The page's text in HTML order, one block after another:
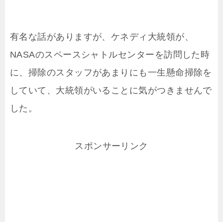
有名な話がありますが、ケネディ大統領が、
NASAのスペースシャトルセンターを訪問した時
に、掃除のスタッフがあまりにも一生懸命掃除を
していて、大統領がいることに気がつきませんで
した。
スポンサーリンク